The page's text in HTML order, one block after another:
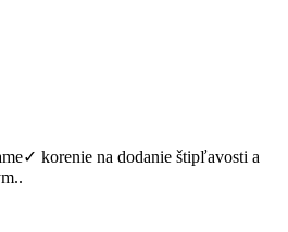
korenie na dodanie štipľavosti a